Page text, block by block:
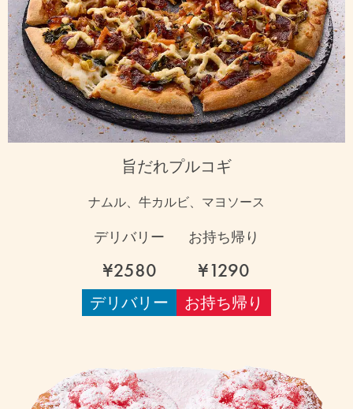
旨だれプルコギ
ナムル、牛カルビ、マヨソース
デリバリー
¥2580
デリバリー
お持ち帰り
¥1290
お持ち帰り